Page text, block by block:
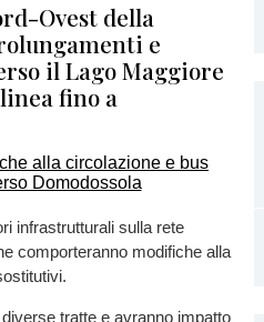
Ovest della
e
il Lago Maggiore
fino a
infrastrutturali sulla rete
comporteranno modifiche alla
tratte e avranno impatto